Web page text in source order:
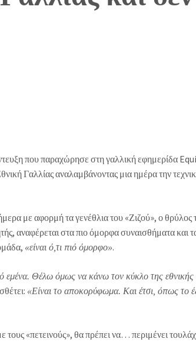
που παραχώρησε στη γαλλική εφημερίδα
Γαλλίας αναλαμβάνοντας μια ημέρα την
με αφορμή τα γενέθλια του «Ζιζού», ο θρύλος
αναφέρεται στα πιο όμορφα συναισθήματα και
«είναι ό,τι πιό όμορφο».
εμένα. Θέλω όμως να κάνω τον κύκλο της εθνικής
«Είναι το αποκορύφωμα. Και έτσι, όπως το
«πετεινούς», θα πρέπει να… περιμένει